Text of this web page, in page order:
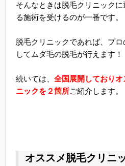
そんなときは脱毛クリニック
る施術を受けるのが一番です。
脱毛クリニックであれば、プ
してムダ毛の脱毛が行えます！
続いては、 全国展開しており
ニックを２箇所ご紹介します。
オススメ脱毛クリニ